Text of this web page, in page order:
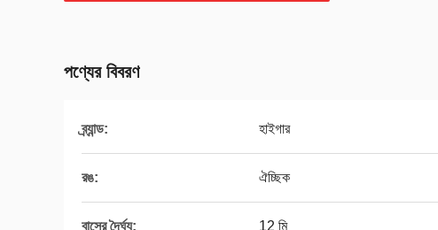
পণ্যের বিবরণ
ব্র্যান্ড: হাইগার
রঙ: ঐচ্ছিক
বাসের দৈর্ঘ্য: 12 মি